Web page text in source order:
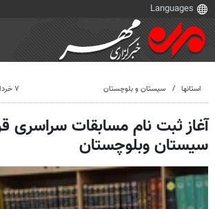
استانها سیستان و بلوچستان ۷ خرداد ۱۴۰۳، ۱۴:۰۳
آغاز ثبت نام مسابقات سراسری
سیستان وبلوچستان